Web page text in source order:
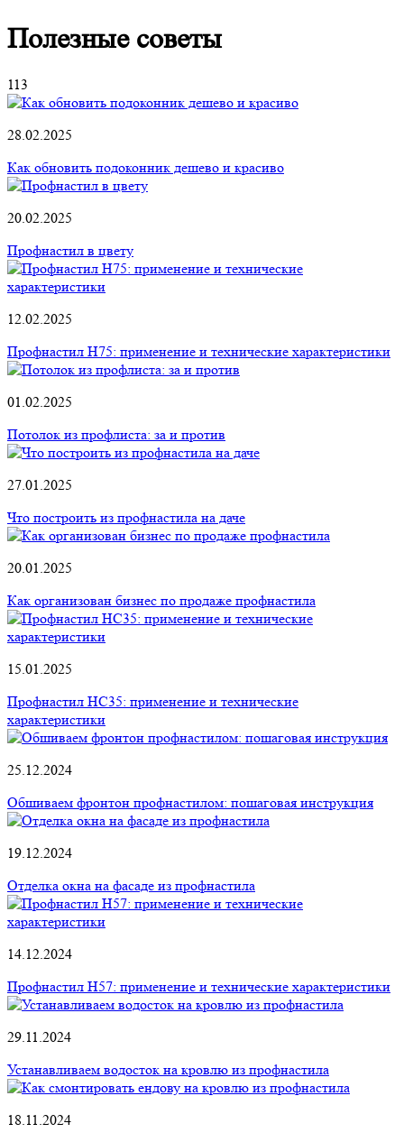
Полезные советы
113
28.02.2025
Как обновить подоконник дешево и красиво
20.02.2025
Профнастил в цвету
12.02.2025
Профнастил Н75: применение и технические характеристики
01.02.2025
Потолок из профлиста: за и против
27.01.2025
Что построить из профнастила на даче
20.01.2025
Как организован бизнес по продаже профнастила
15.01.2025
Профнастил НС35: применение и технические
характеристики
25.12.2024
Обшиваем фронтон профнастилом: пошаговая инструкция
19.12.2024
Отделка окна на фасаде из профнастила
14.12.2024
Профнастил Н57: применение и технические характеристики
29.11.2024
Устанавливаем водосток на кровлю из профнастила
18.11.2024